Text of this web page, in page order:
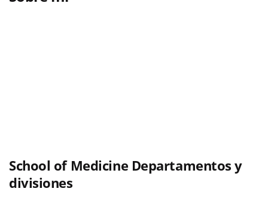
School of Medicine Departamentos y
divisiones